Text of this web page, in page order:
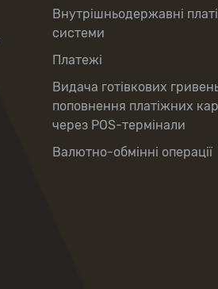
Внутрішньодержавні
системи
Платежі
Видача готівкових
поповнення платіжних
через POS-термінали
Валютно-обмінні операції